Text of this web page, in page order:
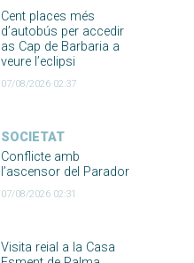
Cent places més
d’autobús per accedir
as Cap de Barbaria a
veure l’eclipsi
07/08/2026 02:37
SOCIETAT
Conflicte amb
l’ascensor del Parador
07/08/2026 02:31
Visita reial a la Casa